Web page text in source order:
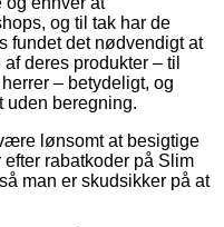
og til tak har de
fundet det nødvendigt at
deres produkter – til
– betydeligt, og
uden beregning.
lønsomt at besigtige
rabatkoder på Slim
man er skudsikker på at